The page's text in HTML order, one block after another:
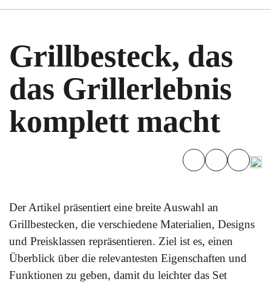
Grillbesteck, das
das Grillerlebnis
komplett macht
Der Artikel präsentiert eine breite Auswahl an
Grillbestecken, die verschiedene Materialien, Designs
und Preisklassen repräsentieren. Ziel ist es, einen
Überblick über die relevantesten Eigenschaften und
Funktionen zu geben, damit du leichter das Set